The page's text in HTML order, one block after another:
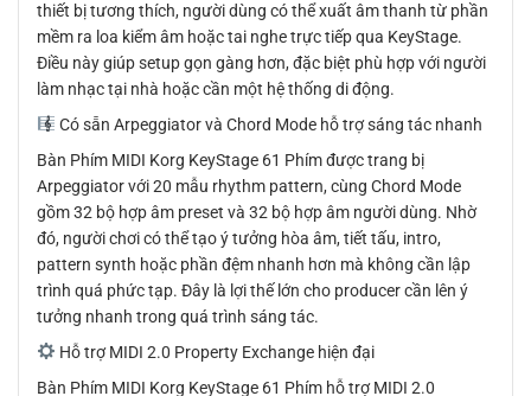
thiết bị tương thích, người dùng có thể xuất âm thanh từ phần
mềm ra loa kiểm âm hoặc tai nghe trực tiếp qua KeyStage.
Điều này giúp setup gọn gàng hơn, đặc biệt phù hợp với người
làm nhạc tại nhà hoặc cần một hệ thống di động.
Có sẵn Arpeggiator và Chord Mode hỗ trợ sáng tác nhanh
Bàn Phím MIDI Korg KeyStage 61 Phím được trang bị
Arpeggiator với 20 mẫu rhythm pattern, cùng Chord Mode
gồm 32 bộ hợp âm preset và 32 bộ hợp âm người dùng. Nhờ
đó, người chơi có thể tạo ý tưởng hòa âm, tiết tấu, intro,
pattern synth hoặc phần đệm nhanh hơn mà không cần lập
trình quá phức tạp. Đây là lợi thế lớn cho producer cần lên ý
tưởng nhanh trong quá trình sáng tác.
Hỗ trợ MIDI 2.0 Property Exchange hiện đại
Bàn Phím MIDI Korg KeyStage 61 Phím hỗ trợ MIDI 2.0